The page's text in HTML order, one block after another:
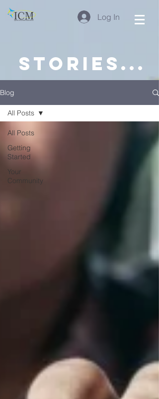
Log In
stories...
Blog
All Posts
Getting
Started
Your
Community
All Posts